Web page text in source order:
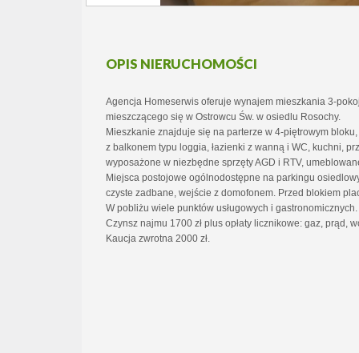
OPIS NIERUCHOMOŚCI
Agencja Homeserwis oferuje wynajem mieszkania 3-
mieszczącego się w Ostrowcu Św. w osiedlu Rosochy.
Mieszkanie znajduje się na parterze w 4-piętrowym
z balkonem typu loggia, łazienki z wanną i WC, kuchni,
wyposażone w niezbędne sprzęty AGD i RTV,
Miejsca postojowe ogólnodostępne na parkingu
czyste zadbane, wejście z domofonem. Przed blokiem
W pobliżu wiele punktów usługowych i gastronomicznych.
Czynsz najmu 1700 zł plus opłaty licznikowe: gaz, prąd,
Kaucja zwrotna 2000 zł.